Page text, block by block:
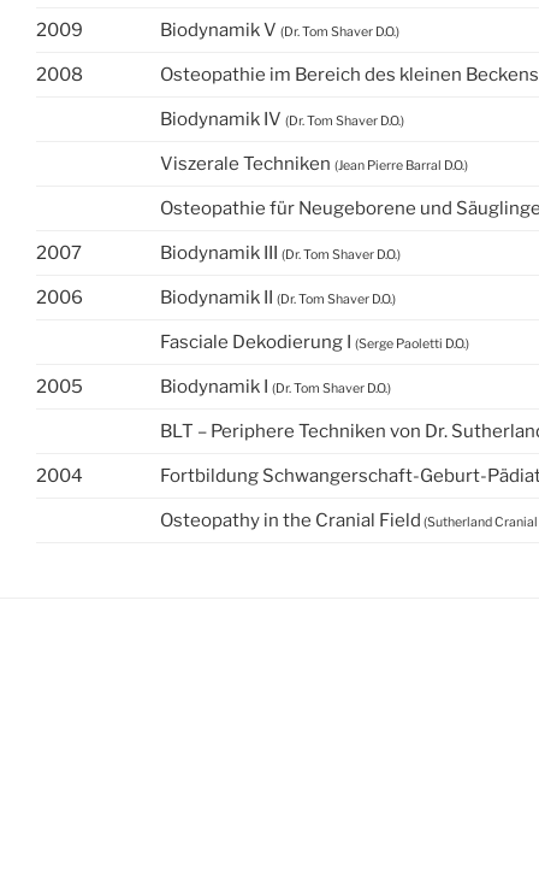
2009 Biodynamik V (Dr. Tom Shaver D.O.)
2008 Osteopathie im Bereich des kleinen
Biodynamik IV (Dr. Tom Shaver D.O.)
Viszerale Techniken (Jean Pierre Barral D.O.)
Osteopathie für Neugeborene und
2007 Biodynamik III (Dr. Tom Shaver D.O.)
2006 Biodynamik II (Dr. Tom Shaver D.O.)
Fasciale Dekodierung I (Serge Paoletti D.O.)
2005 Biodynamik I (Dr. Tom Shaver D.O.)
BLT – Periphere Techniken von Dr.
2004 Fortbildung Schwangerschaft-Geburt-
Osteopathy in the Cranial Field (Sutherland